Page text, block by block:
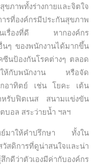
ขภาพทั้งร่างกายและจิตใจ
รที่องค์กรมีประกันสุขภาพ
ป็นเรื่องที่ดี หากองค์กร
นๆ ของพนักงานได้มากขึ้น
นป้องกันโรคต่างๆ ตลอด
นให้กับพนักงาน หรือจัด
กอาทิตย์ เช่น โยคะ เต้น
หรับฟิตเนส สนามแข่งขัน
บอล สระว่ายน้ำ ฯลฯ
ย์มาให้คำปรึกษา ทั้งใน
วัสดิการที่ดูน่าสนใจและน่า
ดีว่าตัวเองมีค่ากับองค์กร